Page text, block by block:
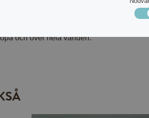
hembelysning både till interiör och
med sina rötter i Österrike och med
och över hela världen.